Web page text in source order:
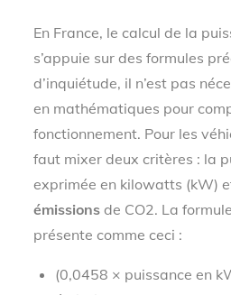
En France, le calcul de la
s’appuie sur des formules
d’inquiétude, il n’est pas
en mathématiques pour
fonctionnement. Pour les
faut mixer deux critères : la
exprimée en kilowatts (kW)
émissions de CO2. La
présente comme ceci :
(0,0458 × puissance en